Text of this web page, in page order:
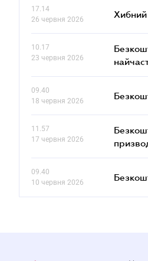
17.14
26 червня 2026
Хибний
10.17
23 червня 2026
09.40
18 червня 2026
11.57
17 червня 2026
09.40
10 червня 2026